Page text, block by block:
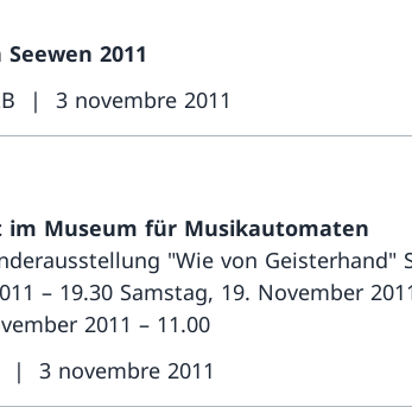
2011
3 novembre 2011
im Museum für Musikautomaten
"Wie von Geisterhand"
– 19.30 Samstag, 19. November
2011 – 11.00
3 novembre 2011